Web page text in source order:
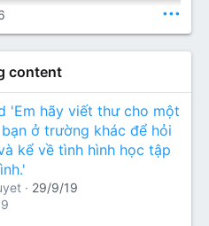
thơ (gõ từ khoá): Nhất
Quán
•••
content
'Em hãy viết thư cho một
ở trường khác để hỏi
kể về tình hình học tập
29/9/19